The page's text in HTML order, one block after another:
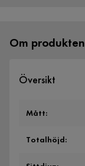
Om produkten
Översikt
Mått:
Totalhöjd: